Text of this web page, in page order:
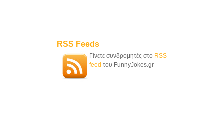
RSS Feeds
Γίνετε συνδρομητές στο RSS
feed του FunnyJokes.gr